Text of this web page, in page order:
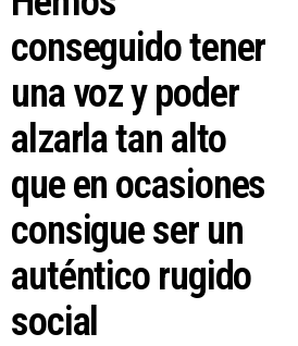
conseguido tener
una voz y poder
alzarla tan alto
que en ocasiones
consigue ser un
auténtico rugido
social